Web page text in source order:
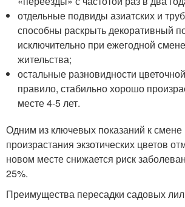
отдельные подвиды азиатских и
способны раскрыть декоративный
исключительно при ежегодной
жительства;
остальные разновидности
правило, стабильно хорошо
месте 4-5 лет.
Одним из ключевых показаний к смене
произрастания экзотических цветов
новом месте снижается риск
25%.
Преимущества пересадки садовых